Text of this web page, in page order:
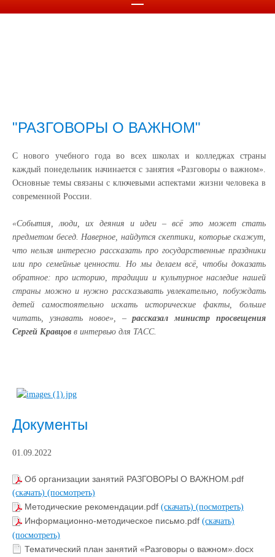
"РАЗГОВОРЫ О ВАЖНОМ"
С нового учебного года во всех школах и колледжах страны
каждый понедельник начинается с занятия «Разговоры о важном».
Основные темы связаны с ключевыми аспектами жизни человека в
современной России.
«События, люди, их деяния и идеи – всё это может стать
предметом бесед. Наверное, найдутся скептики, которые скажут,
что нельзя интересно рассказать про государственные праздники
или про семейные ценности. Но мы делаем всё, чтобы доказать
обратное: про историю, традиции и культурное наследие нашей
страны можно и нужно рассказывать увлекательно, побуждать
детей самостоятельно искать исторические факты, больше
читать, узнавать новое», –рассказал министр просвещения
Сергей Кравцов в интервью для ТАСС.
Документы
01.09.2022
Об организации занятий РАЗГОВОРЫ О ВАЖНОМ.pdf
(скачать) (посмотреть)
Методические рекомендации.pdf (скачать) (посмотреть)
Информационно-методическое письмо.pdf (скачать)
(посмотреть)
Тематический план занятий «Разговоры о важном».docx